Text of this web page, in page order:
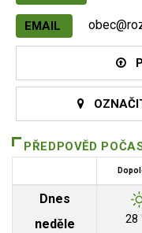
EMAIL
PŘEDPOVĚD
Dnes
neděle
28